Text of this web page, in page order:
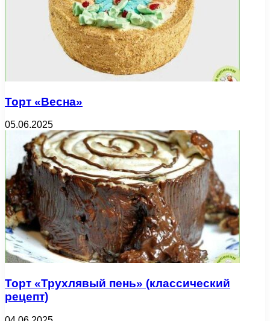
Торт «Весна»
05.06.2025
Торт «Трухлявый пень» (классический
рецепт)